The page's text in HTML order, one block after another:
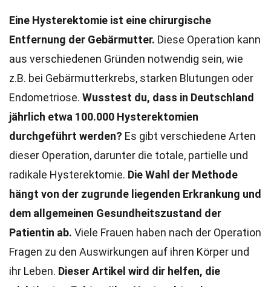
Eine Hysterektomie ist eine chirurgische
Entfernung der Gebärmutter. Diese Operation kann
aus verschiedenen Gründen notwendig sein, wie
z.B. bei Gebärmutterkrebs, starken Blutungen oder
Endometriose. Wusstest du, dass in Deutschland
jährlich etwa 100.000 Hysterektomien
durchgeführt werden? Es gibt verschiedene Arten
dieser Operation, darunter die totale, partielle und
radikale Hysterektomie. Die Wahl der Methode
hängt von der zugrunde liegenden Erkrankung und
dem allgemeinen Gesundheitszustand der
Patientin ab. Viele Frauen haben nach der Operation
Fragen zu den Auswirkungen auf ihren Körper und
ihr Leben. Dieser Artikel wird dir helfen, die